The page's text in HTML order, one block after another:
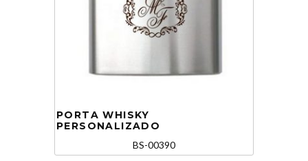
PORTA WHISKY
PERSONALIZADO
BS-00390